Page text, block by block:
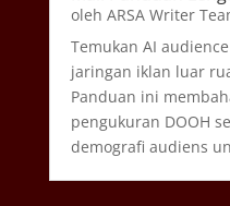
oleh ARSA Writer
Temukan AI
jaringan iklan luar
Panduan ini
pengukuran DOOH
demografi audiens